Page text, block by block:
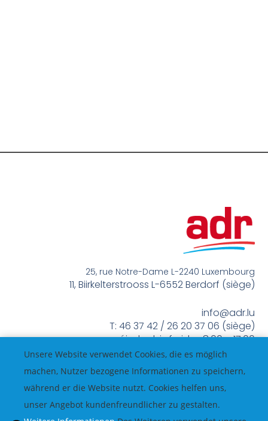
25, rue Notre-Dame L-2240 Luxembourg
11, Biirkelterstrooss L-6552 Berdorf (siège)
info@adr.lu
T: 46 37 42 / 26 20 37 06 (siège)
méindes bis freides 8:00 – 17:00
Unsere Website verwendet Cookies, die es möglich
machen, Nutzer bezogene Informationen zu speichern,
während er die Website nutzt. Cookies helfen uns,
unser Angebot kundenfreundlicher zu gestalten.